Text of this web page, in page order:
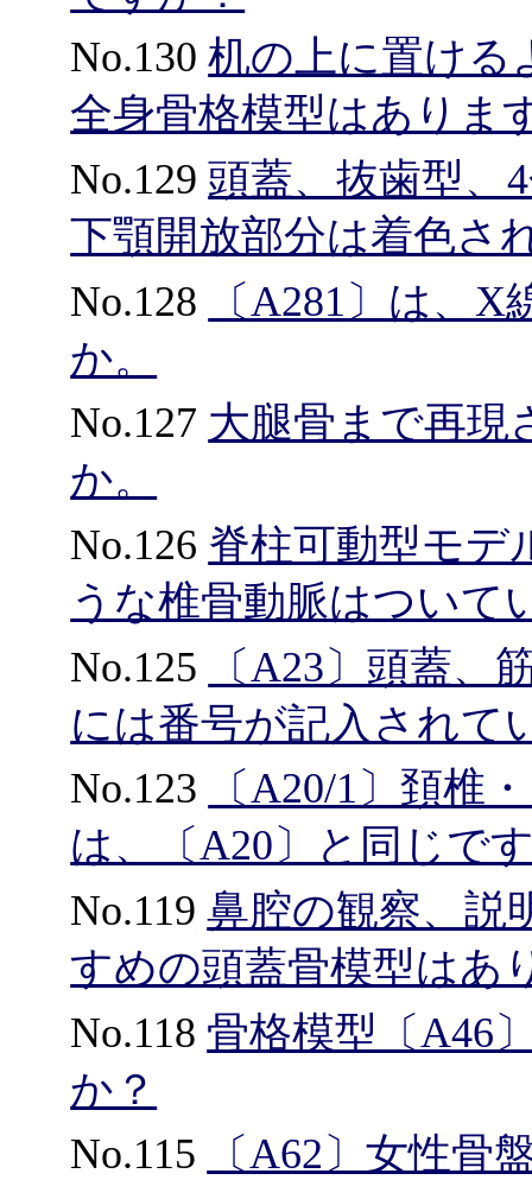
No.130机の上に置ける
全身骨格模型はありま
No.129頭蓋、抜歯型、
下顎開放部分は着色さ
No.128
〔A281〕は、
か。
No.127 大腿骨まで再現
か。
No.126 脊柱可動型モデ
うな椎骨動脈はついて
No.125
〔A23〕頭蓋、
には番号が記入されて
No.123
〔A20/1〕頚椎
は、〔A20〕と同じで
No.119鼻腔の観察、説
すめの頭蓋骨模型はあ
No.118 骨格模型〔A46
か？
No.115
〔A62〕女性骨